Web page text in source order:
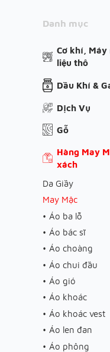
Danh mục
Cơ khí, Máy
liệu thô
Dầu Khí &
Dịch Vụ
Gỗ
Hàng May
xách
Da Giầy
May Mặc
Áo ba lỗ
Áo bác sĩ
Áo choàng
Áo chui đầu
Áo gió
Áo khoác
Áo khoác vest
Áo len đan
Áo phông